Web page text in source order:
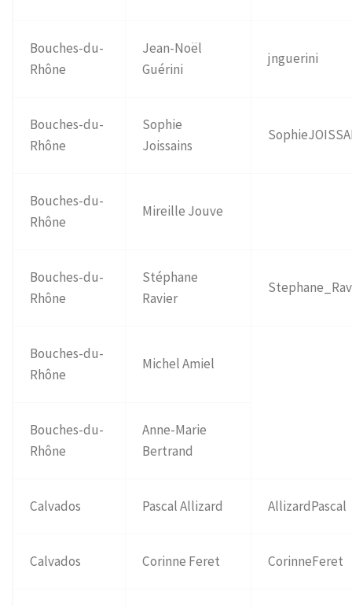
Bouches-du-
Rhône
Jean-Noël
Guérini
jnguerini
Bouches-du-
Rhône
Sophie
Joissains
Bouches-du-
Rhône
Mireille Jouve
Bouches-du-
Rhône
Stéphane
Ravier
Bouches-du-
Rhône
Michel Amiel
Bouches-du-
Rhône
Anne-Marie
Bertrand
Calvados Pascal Allizard AllizardPascal
Calvados Corinne Feret CorinneFeret